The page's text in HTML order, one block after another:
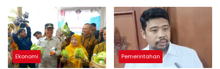
Ekonomi Pemerintahan